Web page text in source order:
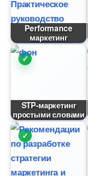
Performance
маркетин
STP-маркетин
простыми словами